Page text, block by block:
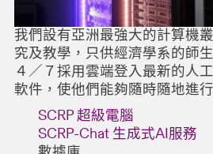
我們設有亞洲最強大的計算機
究及教學，只供經濟學系的師
４／７採用雲端登入最新的人
軟件，使他們能夠隨時隨地進
SCRP 超級電腦
SCRP-Chat 生成式AI服務